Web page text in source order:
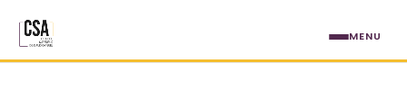
MENU